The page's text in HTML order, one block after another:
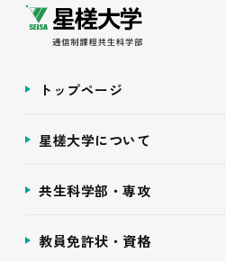
トップページ
星槎大学について
共生科学部・専攻
教員免許状・資格